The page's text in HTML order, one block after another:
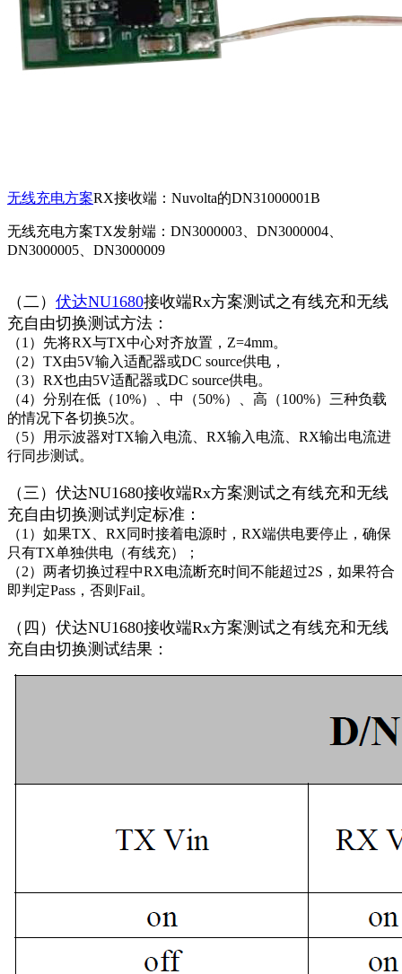
无线充电方案RX接收端：Nuvolta的DN31000001B
无线充电方案TX发射端：DN3000003、DN3000004、
DN3000005、DN3000009
（二） 伏达NU1680接收端Rx方案测试之有线充和无线
充自由切换测试方法：
（1）先将RX与TX中心对齐放置，Z=4mm。
（2）TX由5V输入适配器或DC source供电，
（3）RX也由5V适配器或DC source供电。
（4）分别在低（10%）、中（50%）、高（100%）三种负载
的情况下各切换5次。
（5）用示波器对TX输入电流、RX输入电流、RX输出电流进
行同步测试。
（三）伏达NU1680接收端Rx方案测试之有线充和无线
充自由切换测试判定标准：
（1）如果TX、RX同时接着电源时，RX端供电要停止，确保
只有TX单独供电（有线充）；
（2）两者切换过程中RX电流断充时间不能超过2S，如果符合
即判定Pass，否则Fail。
（四）伏达NU1680接收端Rx方案测试之有线充和无线
充自由切换测试结果：